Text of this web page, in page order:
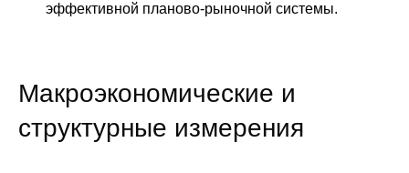
Российско-французский семинар
эффективной планово-рыночной системы.
Макроэкономические и
структурные измерения